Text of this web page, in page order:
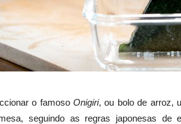
o famoso Onigiri, ou bolo de arroz,
seguindo as regras japonesas de